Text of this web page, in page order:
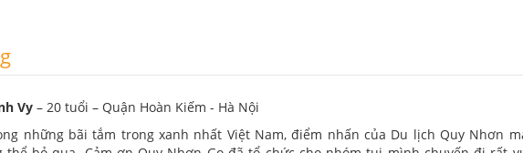
Vy – 20 tuổi – Quận Hoàn Kiếm - Hà Nội
những bãi tắm trong xanh nhất Việt Nam, điểm nhấn của Du lịch Quy Nhơn